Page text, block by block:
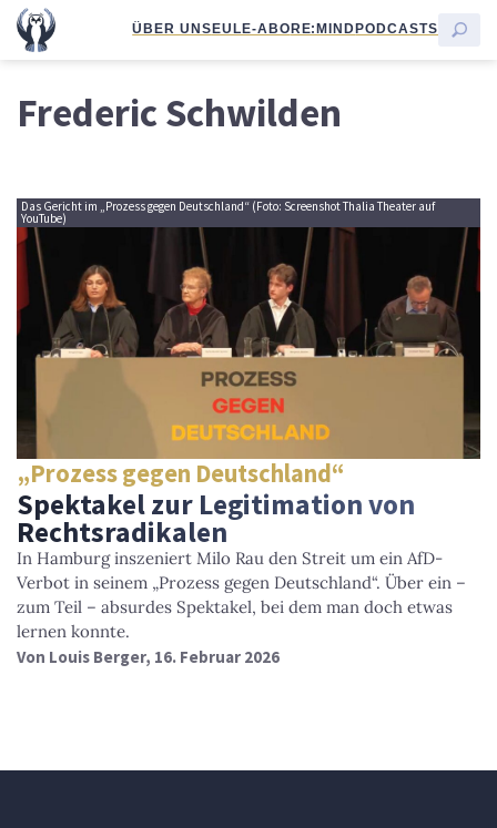
ÜBER UNSEULE-ABORE:MINDPODCASTS
Frederic Schwilden
Das Gericht im „Prozess gegen Deutschland“ (Foto: Screenshot Thalia Theater auf
YouTube)
„Prozess gegen Deutschland“
Spektakel zur Legitimation von
Rechtsradikalen
In Hamburg inszeniert Milo Rau den Streit um ein AfD-
Verbot in seinem „Prozess gegen Deutschland“. Über ein –
zum Teil – absurdes Spektakel, bei dem man doch etwas
lernen konnte.
Von Louis Berger, 16. Februar 2026